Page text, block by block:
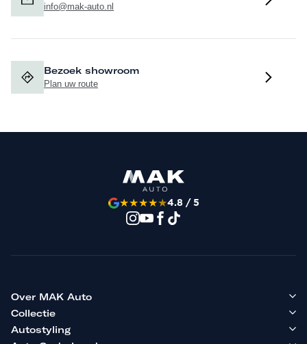
info@mak-auto.nl
Bezoek showroom
Plan uw route
★★★★★4.8 / 5
Over MAK Auto
Collectie
Autostyling